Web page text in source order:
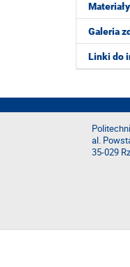
Galeria
Linki do
al.
35-029